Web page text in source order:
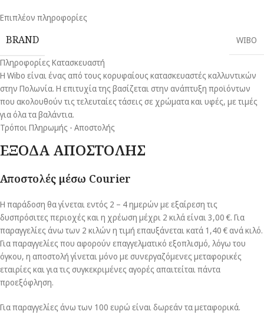
Επιπλέον πληροφορίες
BRAND
WIBO
Πληροφορίες Κατασκευαστή
Η Wibo είναι ένας από τους κορυφαίους κατασκευαστές καλλυντικών
στην Πολωνία. Η επιτυχία της βασίζεται στην ανάπτυξη προϊόντων
που ακολουθούν τις τελευταίες τάσεις σε χρώματα και υφές, με τιμές
για όλα τα βαλάντια.
Τρόποι Πληρωμής - Αποστολής
ΕΞΟΔΑ ΑΠΟΣΤΟΛΗΣ
Αποστολές μέσω Courier
Η παράδοση θα γίνεται εντός 2 – 4 ημερών με εξαίρεση τις
δυσπρόσιτες περιοχές και η χρέωση μέχρι 2 κιλά είναι 3,00 €. Για
παραγγελίες άνω των 2 κιλών η τιμή επαυξάνεται κατά 1,40 € ανά κιλό.
Για παραγγελίες που αφορούν επαγγελματικό εξοπλισμό, λόγω του
όγκου, η αποστολή γίνεται μόνο με συνεργαζόμενες μεταφορικές
εταιρίες και για τις συγκεκριμένες αγορές απαιτείται πάντα
προεξόφληση.
Για παραγγελίες άνω των 100 ευρώ είναι δωρεάν τα μεταφορικά.